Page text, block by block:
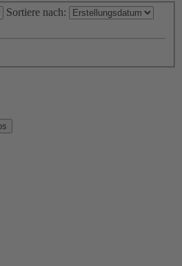
Sortiere nach: